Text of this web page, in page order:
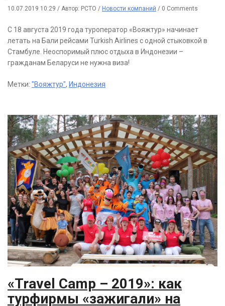
10.07.2019 10:29 / Автор: РСТО / Новости компаний / 0 Comments
С 18 августа 2019 года туроператор «Вояжтур» начинает
летать на Бали рейсами Turkish Airlines c одной стыковкой в
Стамбуле. Неоспоримый плюс отдыха в Индонезии –
гражданам Беларуси не нужна виза!
Метки: "Вояжтур", Индонезия
«Travel Camp – 2019»: как
турфирмы «зажигали» на